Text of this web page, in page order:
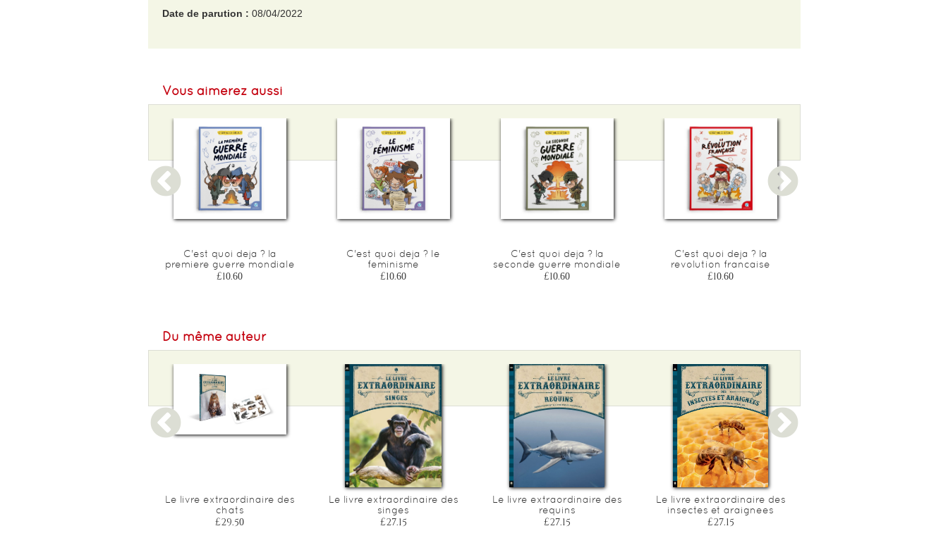
Date de parution : 08/04/2022
Format L :280
Poids :998 g
Epaisseur :15
Vous aimerez aussi
C'est quoi deja ? la
premiere guerre mondiale
£10.60
C'est quoi deja ? le
feminisme
£10.60
C'est quoi deja ? la
seconde guerre mondiale
£10.60
C'est quoi deja ? la
revolution francaise
£10.60
Du même auteur
Le livre extraordinaire des
chats
£29.50
Le livre extraordinaire des
singes
£27.15
Le livre extraordinaire des
requins
£27.15
Le livre extraordinaire des
insectes et araignees
£27.15